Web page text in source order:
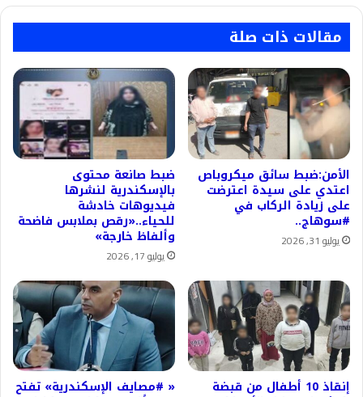
مقالات ذات صلة
الأمن:ضبط سائق ميكروباص
اعتدي على سيدة اعترضت
على زيادة الركاب في
#سوهاج..
يوليو 31, 2026
ضبط صانعة محتوى
بالإسكندرية لنشرها
فيديوهات خادشة
للحياء..«رقص بملابس فاضحة
وألفاظ خارجة»
يوليو 17, 2026
إنقاذ 10 أطفال من قبضة « #مصايف الإسكندرية» تفتح